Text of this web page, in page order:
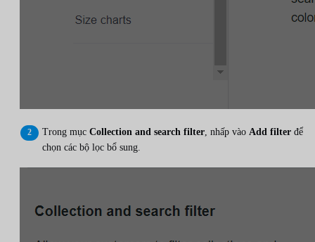
Trong mục Collection and search filter , nhấp vào Add filter để
chọn các bộ lọc bổ sung.